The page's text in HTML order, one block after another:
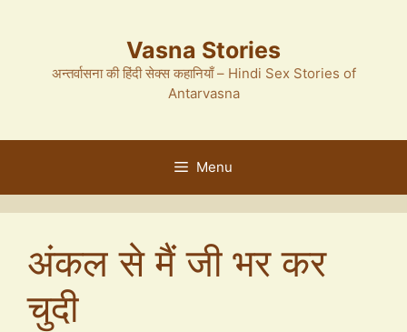
Vasna Stories
अन्तर्वासना की हिंदी सेक्स कहानियाँ – Hindi Sex Stories of
Antarvasna
Menu
अंकल से मैं जी भर कर
चुदी